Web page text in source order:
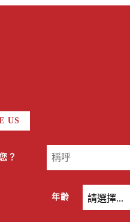
US
？
年齡